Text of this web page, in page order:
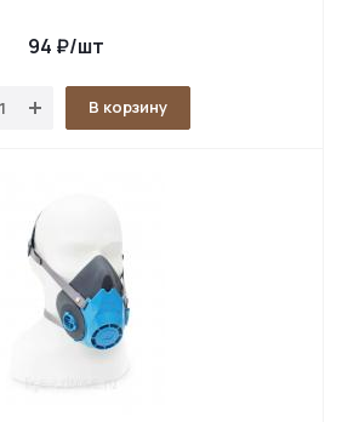
94 ₽/шт
В корзину